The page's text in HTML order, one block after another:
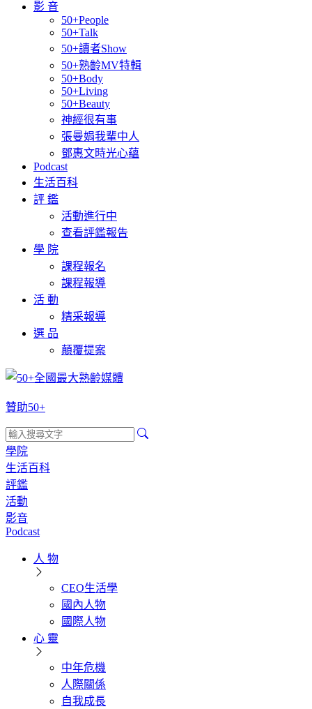
影 音
50+People
50+Talk
50+讀者Show
50+熟齡MV特輯
50+Body
50+Living
50+Beauty
神經很有事
張曼娟我輩中人
鄧惠文時光心蘊
Podcast
生活百科
評 鑑
活動進行中
查看評鑑報告
學 院
課程報名
課程報導
活 動
精采報導
選 品
顛覆提案
贊助50+
學院
生活百科
評鑑
活動
影音
Podcast
人 物
CEO生活學
國內人物
國際人物
心 靈
中年危機
人際關係
自我成長